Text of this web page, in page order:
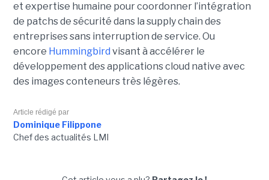
et expertise humaine pour coordonner l’intégration
de patchs de sécurité dans la supply chain des
entreprises sans interruption de service. Ou
encore Hummingbird visant à accélérer le
développement des applications cloud native avec
des images conteneurs très légères.
Article rédigé par
Dominique Filippone
Chef des actualités LMI